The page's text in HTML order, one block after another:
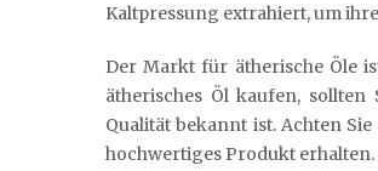
Kaltpressung extrahiert, um
Der Markt für ätherische Öle
ätherisches Öl kaufen,
Qualität bekannt ist. Achten
hochwertiges Produkt erhalten.